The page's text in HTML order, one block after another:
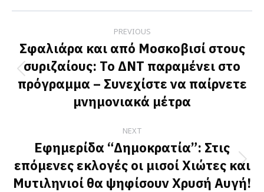
Facebook
X
LinkedIn
navigation
PREVIOUS
Previous
post:
Σφαλιάρα και από Μοσκοβισί στους
συριζαίους: Το ΔΝΤ παραμένει στο
πρόγραμμα – Συνεχίστε να παίρνετε
μνημονιακά μέτρα
NEXT
Next
post:
Εφημερίδα “Δημοκρατία”: Στις
επόμενες εκλογές οι μισοί Χιώτες και
Μυτιληνιοί θα ψηφίσουν Χρυσή Αυγή!